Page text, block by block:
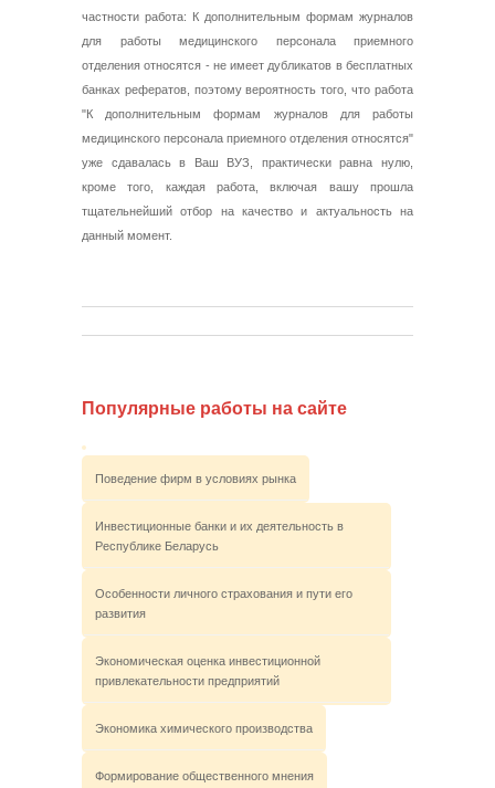
частности работа: К дополнительным формам журналов
для работы медицинского персонала приемного
отделения относятся - не имеет дубликатов в бесплатных
банках рефератов, поэтому вероятность того, что работа
"К дополнительным формам журналов для работы
медицинского персонала приемного отделения относятся"
уже сдавалась в Ваш ВУЗ, практически равна нулю,
кроме того, каждая работа, включая вашу прошла
тщательнейший отбор на качество и актуальность на
данный момент.
Популярные работы на сайте
Поведение фирм в условиях рынка
Инвестиционные банки и их деятельность в
Республике Беларусь
Особенности личного страхования и пути его
развития
Экономическая оценка инвестиционной
привлекательности предприятий
Экономика химического производства
Формирование общественного мнения